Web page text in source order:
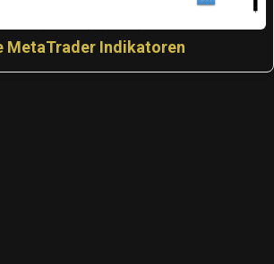
MetaTrader Indikatoren